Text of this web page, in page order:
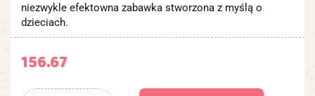
niezwykle efektowna zabawka stworzona z myślą o
dzieciach.
156.67